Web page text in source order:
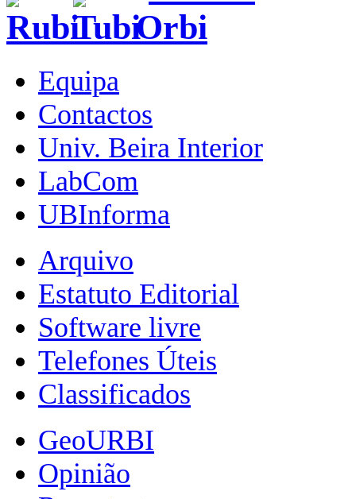
Equipa
Contactos
Univ. Beira Interior
LabCom
UBInforma
Arquivo
Estatuto Editorial
Software livre
Telefones Úteis
Classificados
GeoURBI
Opinião